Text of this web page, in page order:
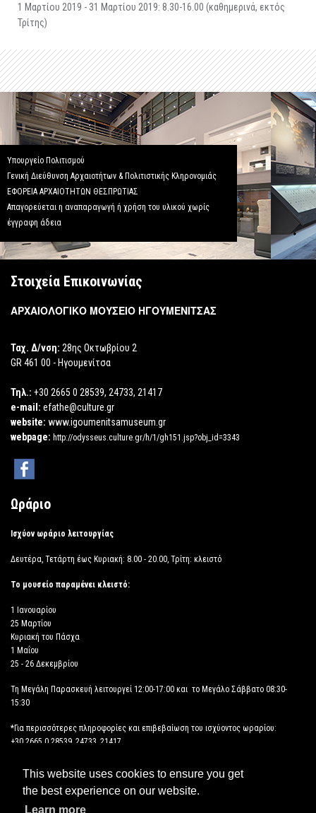
This website uses cookies to ensure you get
the best experience on our website.
Learn more
1 Μαρτίου 2019 - 31 Μαρτίου 2019: 8.30-16.00 (καθημερινά, εκτός
Τρίτης)
Υπουργείο Πολιτισμού
Γενική Διεύθυνση Αρχαιοτήτων & Πολιτιστικής Κληρονομιάς
ΕΦΟΡΕΙΑ ΑΡΧΑΙΟΤΗΤΩΝ ΘΕΣΠΡΩΤΙΑΣ
Απαγορεύεται η αναπαραγωγή ή χρήση του υλικού χωρίς
έγγραφη άδεια
Στοιχεία Επικοινωνίας
ΑΡΧΑΙΟΛΟΓΙΚΟ ΜΟΥΣΕΙΟ ΗΓΟΥΜΕΝΙΤΣΑΣ
Ταχ. Δ/νση: 28ης Οκτωβρίου 2
GR 461 00 - Ηγουμενίτσα
Τηλ.: +30 2665 0 28539, 24733, 21417
e-mail: efathe@culture.gr
website: www.igoumenitsamuseum.gr
webpage: http://odysseus.culture.gr/h/1/gh151.jsp?obj_id=3343
Ωράριο
Ισχύον ωράριο λειτουργίας
Δευτέρα, Τετάρτη έως Κυριακή: 8.00 - 20.00, Τρίτη: κλειστό
Το μουσείο παραμένει κλειστό:
1 Ιανουαρίου
25 Μαρτίου
Κυριακή του Πάσχα
1 Μαΐου
25 - 26 Δεκεμβρίου
Τη Μεγάλη Παρασκευή λειτουργεί 12:00-17:00 και το Μεγάλο Σάββατο 08:30-
15:30
*Για περισσότερες πληροφορίες και επιβεβαίωση του ισχύοντος ωραρίου:
+30 2665 0 28539, 24733, 21417
ΔΗΛΩΣΗ ΠΡΟΣΒΑΣΙΜΟΤΗΤΑΣ